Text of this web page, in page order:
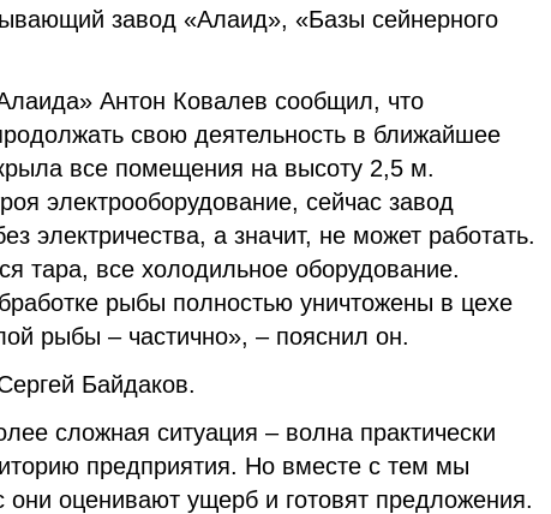
завод «Алаид», «Базы сейнерного
Антон Ковалев сообщил, что
свою деятельность в ближайшее
все помещения на высоту 2,5 м.
электрооборудование, сейчас завод
электричества, а значит, не может работать.
тара, все холодильное оборудование.
рыбы полностью уничтожены в цехе
рыбы – частично», – пояснил он.
Байдаков.
сложная ситуация – волна практически
предприятия. Но вместе с тем мы
они оценивают ущерб и готовят предложения.